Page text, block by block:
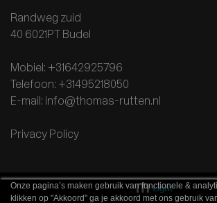
Randweg zuid
40 6021PT Budel
Mobiel: +31642925796
Telefoon: +31495218050
E-mail: info@thomas-rutten.nl
Privacy Policy
Onze pagina’s maken gebruik van functionele &
klikken op "Akkoord" ga je akkoord met ons gebruik